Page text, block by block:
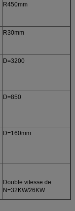
R450mm
R30mm
D=3200
D=850
D=160mm
Double vitesse de
N=32KW/26KW